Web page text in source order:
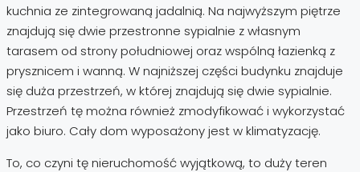
kuchnia ze zintegrowaną jadalnią. Na najwyższym piętrze
znajdują się dwie przestronne sypialnie z własnym
tarasem od strony południowej oraz wspólną łazienką z
prysznicem i wanną. W najniższej części budynku znajduje
się duża przestrzeń, w której znajdują się dwie sypialnie.
Przestrzeń tę można również zmodyfikować i wykorzystać
jako biuro. Cały dom wyposażony jest w klimatyzację.
To, co czyni tę nieruchomość wyjątkową, to duży teren